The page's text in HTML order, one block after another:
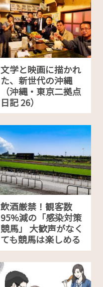
文学と映画に描かれ
た、新世代の沖縄
（沖縄・東京二拠点
日記 26）
飲酒厳禁！観客数
95%減の「感染対策
競馬」 大歓声がなく
ても競馬は楽しめる